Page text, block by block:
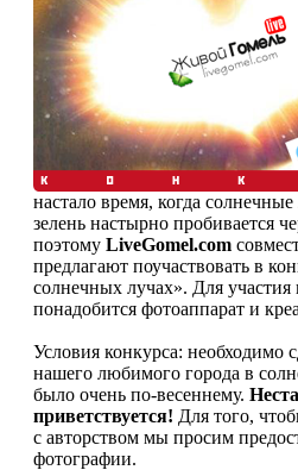
настало время, когда
зелень настырно пробивается
поэтому LiveGomel.com
предлагают поучаствовать в
солнечных лучах». Для участия
понадобится фотоаппарат и
Условия конкурса: необходимо
нашего любимого города в
было очень по-весеннему.
приветствуется! Для того,
с авторством мы просим
фотографии.